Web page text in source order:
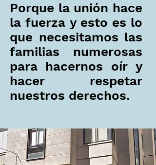
Porque la unión hace
la fuerza y esto es lo
que necesitamos las
familias numerosas
para hacernos oír y
hacer respetar
nuestros derechos.